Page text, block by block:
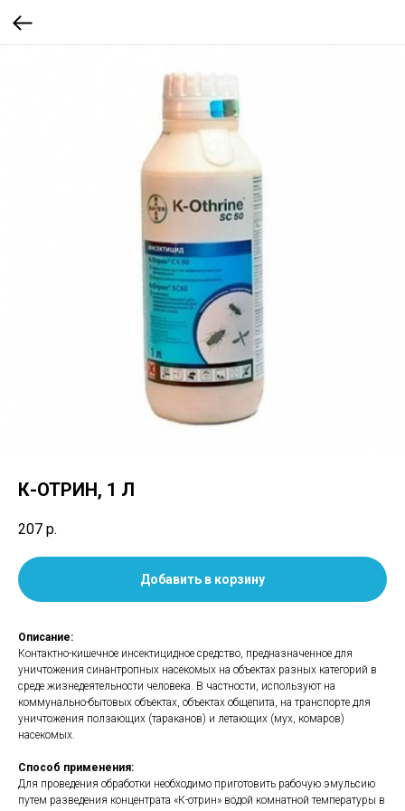
К-ОТРИН, 1 Л
207 р.
Добавить в корзину
Описание:
Контактно-кишечное инсектицидное средство, предназначенное для
уничтожения синантропных насекомых на объектах разных категорий в
среде жизнедеятельности человека. В частности, используют на
коммунально-бытовых объектах, объектах общепита, на транспорте для
уничтожения ползающих (тараканов) и летающих (мух, комаров)
насекомых.
Способ применения:
Для проведения обработки необходимо приготовить рабочую эмульсию
путем разведения концентрата «К-отрин» водой комнатной температуры в